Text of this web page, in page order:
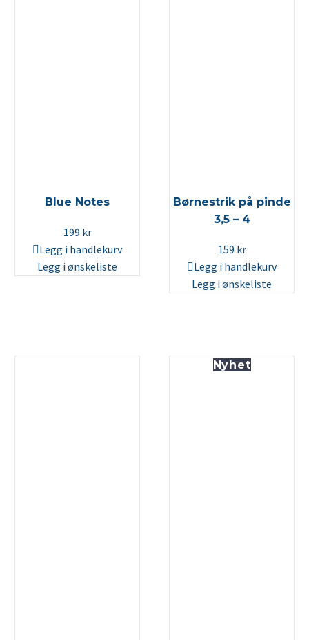
Blue Notes
199 kr
Legg i handlekurv
Legg i ønskeliste
Børnestrik på pinde
3,5 – 4
159 kr
Legg i handlekurv
Legg i ønskeliste
Nyhet